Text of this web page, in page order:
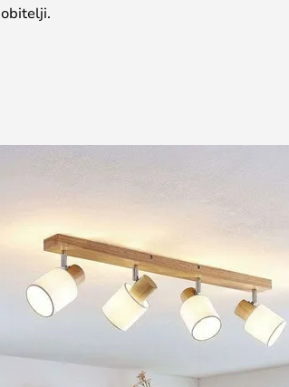
obitelji.